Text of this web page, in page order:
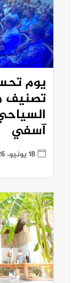
يوم
تصنيف
آسفي
18 يونيو، 2026